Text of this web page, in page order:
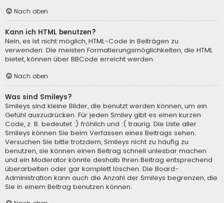
Nach oben
Kann ich HTML benutzen?
Nein, es ist nicht möglich, HTML-Code in Beiträgen zu
verwenden. Die meisten Formatierungsmöglichkeiten, die HTML
bietet, können über BBCode erreicht werden.
Nach oben
Was sind Smileys?
Smileys sind kleine Bilder, die benutzt werden können, um ein
Gefühl auszudrücken. Für jeden Smiley gibt es einen kurzen
Code, z. B. bedeutet :) fröhlich und :( traurig. Die Liste aller
Smileys können Sie beim Verfassen eines Beitrags sehen.
Versuchen Sie bitte trotzdem, Smileys nicht zu häufig zu
benutzen, sie können einen Beitrag schnell unlesbar machen
und ein Moderator könnte deshalb Ihren Beitrag entsprechend
überarbeiten oder gar komplett löschen. Die Board-
Administration kann auch die Anzahl der Smileys begrenzen, die
Sie in einem Beitrag benutzen können.